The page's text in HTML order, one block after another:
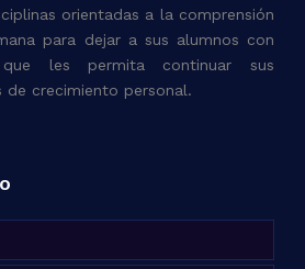
orientadas a la comprensión
para dejar a sus alumnos con
les permita continuar sus
de crecimiento personal.